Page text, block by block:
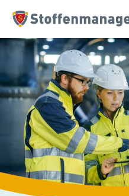
Homepagina